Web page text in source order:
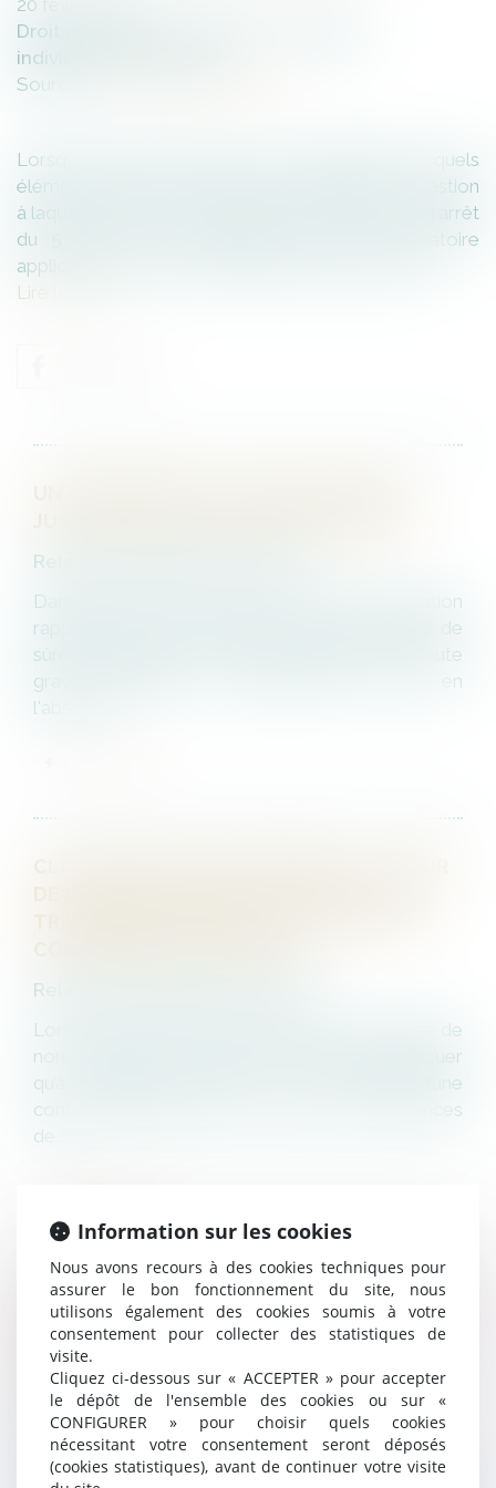
20
Droit du travail - Employeurs
individuelles au travail
Source :
Lorsqu’un salarié invoque une discrimination, quels
éléments de preuve doivent être rapportés ? Question
à laquelle la Cour de cassation a répondu dans un arrêt
du 5 février 2025, rappelant le cadre probatoire
applicable en matière de discrimination au travail...
Lire la suite
Relation individuelles au travail
Dans un arrêt du 21 mai 2025, la Cour de cassation
rappelle que le non-respect des procédures de
sûreté aéroportuaire peut constituer une faute
grave, justifiant un licenciement, même en
l'absence...
Relation individuelles au travail
Lorsqu’un contrat de travail prévoit une clause de
non-concurrence, celle-ci n’a vocation à s’appliquer
qu’à condition qu’elle soit assortie d’une
contrepartie financière, conforme aux exigences
de...
LE TRANSFERT DE MAILS DE LA MESSAGERIE
PROFESSIONNELLE À UNE MESSAGERIE
PERSONNELLE NE JUSTIFIE PAS FORCÉMENT
UN LICENCIEMENT POUR FAUTE GRAVE
Relation individuelles au travail
La faute grave est celle qui rend impossible le
Information sur les cookies
Nous avons recours à des cookies techniques pour
assurer le bon fonctionnement du site, nous
utilisons également des cookies soumis à votre
consentement pour collecter des statistiques de
visite.
Cliquez ci-dessous sur « ACCEPTER » pour accepter
le dépôt de l'ensemble des cookies ou sur «
CONFIGURER » pour choisir quels cookies
nécessitant votre consentement seront déposés
(cookies statistiques), avant de continuer votre visite